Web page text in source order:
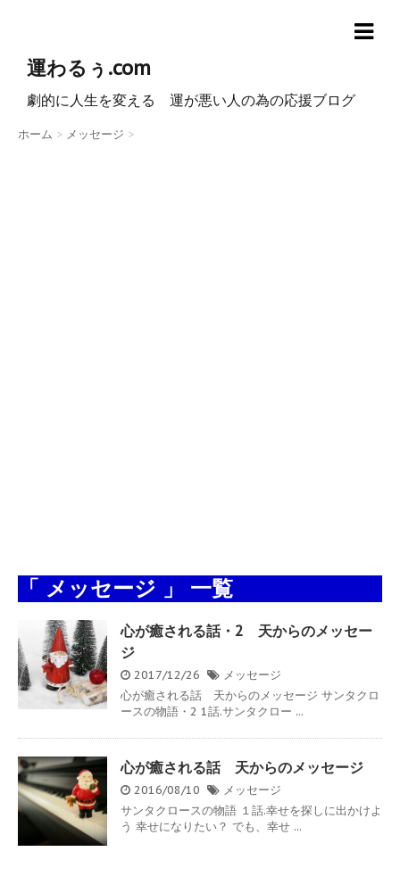
運わるぅ.com
劇的に人生を変える 運が悪い人の為の応援ブログ
ホーム > メッセージ >
「 メッセージ 」 一覧
心が癒される話・2 天からのメッセー
ジ
2017/12/26
メッセージ
心が癒される話 天からのメッセージ サンタクロ
ースの物語・2 1話.サンタクロー ...
心が癒される話 天からのメッセージ
2016/08/10
メッセージ
サンタクロースの物語 １話.幸せを探しに出かけよ
う 幸せになりたい？ でも、幸せ ...